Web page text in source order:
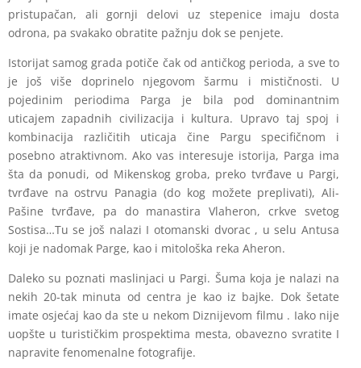
pristupačan, ali gornji delovi uz stepenice imaju dosta
odrona, pa svakako obratite pažnju dok se penjete.
Istorijat samog grada potiče čak od antičkog perioda, a sve to
je još više doprinelo njegovom šarmu i mističnosti. U
pojedinim periodima Parga je bila pod dominantnim
uticajem zapadnih civilizacija i kultura. Upravo taj spoj i
kombinacija različitih uticaja čine Pargu specifičnom i
posebno atraktivnom. Ako vas interesuje istorija, Parga ima
šta da ponudi, od Mikenskog groba, preko tvrđave u Pargi,
tvrđave na ostrvu Panagia (do kog možete preplivati), Ali-
Pašine tvrđave, pa do manastira Vlaheron, crkve svetog
Sostisa…Tu se još nalazi I otomanski dvorac , u selu Antusa
koji je nadomak Parge, kao i mitološka reka Aheron.
Daleko su poznati maslinjaci u Pargi. Šuma koja je nalazi na
nekih 20-tak minuta od centra je kao iz bajke. Dok šetate
imate osjećaj kao da ste u nekom Diznijevom filmu . Iako nije
uopšte u turističkim prospektima mesta, obavezno svratite I
napravite fenomenalne fotografije.